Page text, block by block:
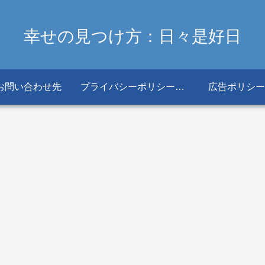
幸せの見つけ方：日々是好日
問い合わせ先 プライバシーポリシー・免責事項 広告ポリシー